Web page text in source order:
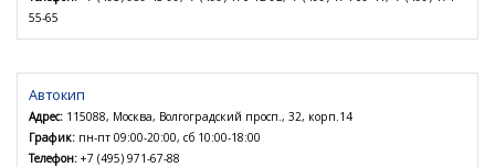
55-65
Автокип
Адрес: 115088, Москва, Волгоградский просп., 32, корп.14
График: пн-пт 09:00-20:00, сб 10:00-18:00
Телефон: +7 (495) 971-67-88